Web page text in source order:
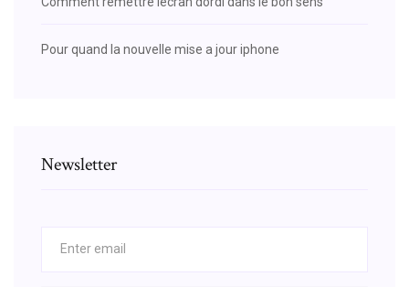
Pour quand la nouvelle mise a jour iphone
Newsletter